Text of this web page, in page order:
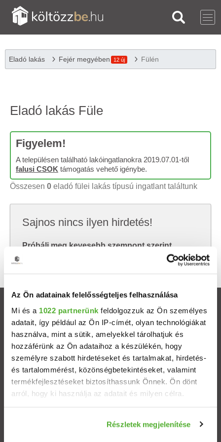
Az Ön adatainak felelősségteljes felhasználása
Mi és a 1022 partnerünk feldolgozzuk az Ön személyes
adatait, így például az Ön IP-címét, olyan technológiákat
használva, mint a sütik, amelyekkel tárolhatjuk és
hozzáférünk az Ön adataihoz a készülékén, hogy
személyre szabott hirdetéseket és tartalmakat, hirdetés-
és tartalommérést, közönségbetekintéseket, valamint
termékfejlesztéseket biztosíthassunk Önnek. Ön dönt
arról, hogy ki használja az adatait és milyen célra.
Információgyűjtés az Ön földrajzi elhelyezkedéséről
Részletek megjelenítése
Eladó lakás Fejér megyében 12 új Fülén
Eladó lakás Füle
Figyelem!
A településen található lakóingatlanokra 2019.07.01-től
falusi CSOK támogatás vehető igénybe.
Összesen 0 eladó fülei lakás típusú ingatlant találtunk
Sajnos nincs ilyen hirdetés!
Próbálj meg kevesebb szempont szerint
keresni, hátha akkor megtalálod, amit keresel.
Ingatlanok
Eladó házak
Eladó lakások
Települések